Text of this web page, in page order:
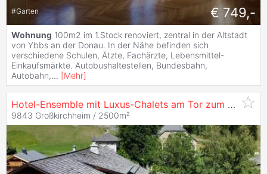
#Garten € 749,-
Wohnung 100m2 im 1.Stock renoviert, zentral in der Altstadt
von Ybbs an der Donau. In der Nähe befinden sich
verschiedene Schulen, Ätzte, Fachärzte, Lebensmittel-
Einkaufsmärkte. Autobushaltestellen, Bundesbahn,
Autobahn,... [Mehr]
Hotel-Ensemble mit Luxus-Chalets am Tor zum
9843 Großkirchheim / 2500m²